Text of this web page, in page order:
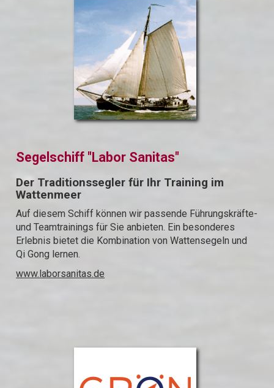
Segelschiff "Labor Sanitas"
Der Traditionssegler für Ihr Training im
Wattenmeer
Auf diesem Schiff können wir passende Führungskräfte-
und Teamtrainings für Sie anbieten. Ein besonderes
Erlebnis bietet die Kombination von Wattensegeln und
Qi Gong lernen.
www.laborsanitas.de